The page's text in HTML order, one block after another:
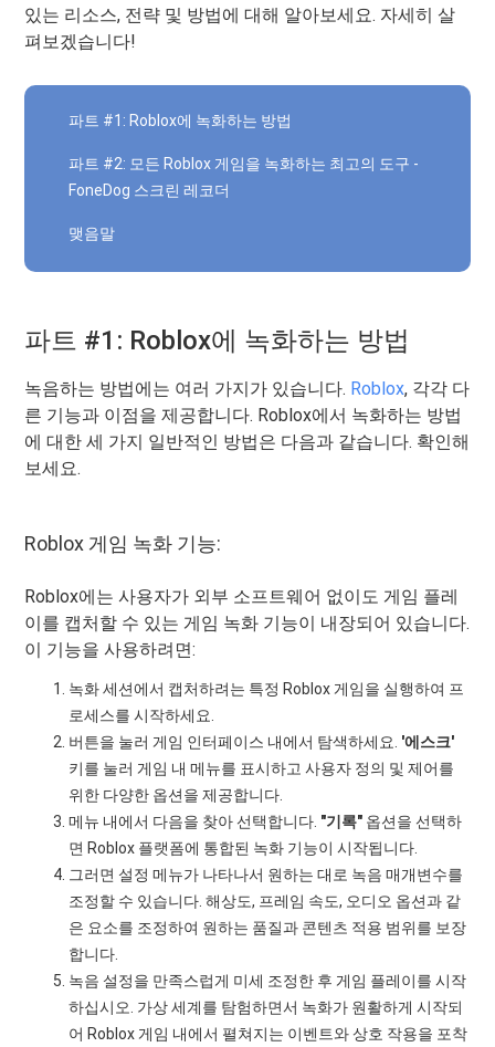
있는 리소스, 전략 및 방법에 대해 알아보세요. 자세히 살
펴보겠습니다!
파트 #1: Roblox에 녹화하는 방법
파트 #2: 모든 Roblox 게임을 녹화하는 최고의 도구 -
FoneDog 스크린 레코더
맺음말
파트 #1: Roblox에 녹화하는 방법
녹음하는 방법에는 여러 가지가 있습니다. Roblox, 각각 다
른 기능과 이점을 제공합니다. Roblox에서 녹화하는 방법
에 대한 세 가지 일반적인 방법은 다음과 같습니다. 확인해
보세요.
Roblox 게임 녹화 기능:
Roblox에는 사용자가 외부 소프트웨어 없이도 게임 플레
이를 캡처할 수 있는 게임 녹화 기능이 내장되어 있습니다.
이 기능을 사용하려면:
녹화 세션에서 캡처하려는 특정 Roblox 게임을 실행하여 프
로세스를 시작하세요.
버튼을 눌러 게임 인터페이스 내에서 탐색하세요. '에스크'
키를 눌러 게임 내 메뉴를 표시하고 사용자 정의 및 제어를
위한 다양한 옵션을 제공합니다.
메뉴 내에서 다음을 찾아 선택합니다. "기록" 옵션을 선택하
면 Roblox 플랫폼에 통합된 녹화 기능이 시작됩니다.
그러면 설정 메뉴가 나타나서 원하는 대로 녹음 매개변수를
조정할 수 있습니다. 해상도, 프레임 속도, 오디오 옵션과 같
은 요소를 조정하여 원하는 품질과 콘텐츠 적용 범위를 보장
합니다.
녹음 설정을 만족스럽게 미세 조정한 후 게임 플레이를 시작
하십시오. 가상 세계를 탐험하면서 녹화가 원활하게 시작되
어 Roblox 게임 내에서 펼쳐지는 이벤트와 상호 작용을 포착